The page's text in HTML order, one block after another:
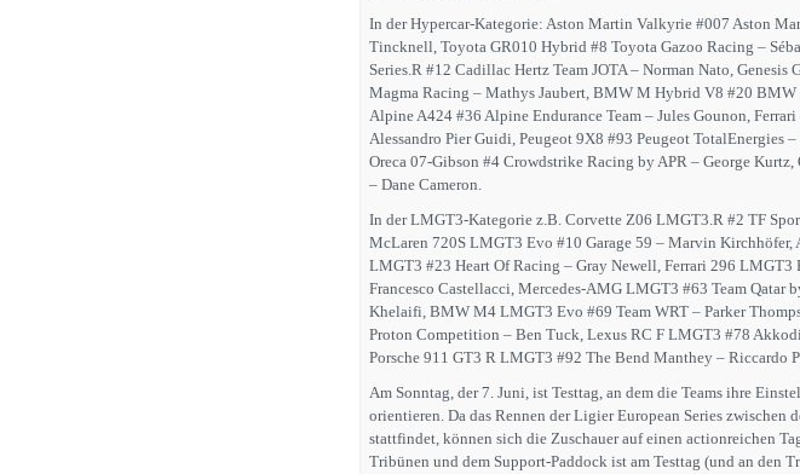
In der Hypercar-Kategorie: Aston Martin Valkyrie #007 Aston
Tincknell, Toyota GR010 Hybrid #8 Toyota Gazoo Racing –
Series.R #12 Cadillac Hertz Team JOTA – Norman Nato, Genesis
Magma Racing – Mathys Jaubert, BMW M Hybrid V8 #20
Alpine A424 #36 Alpine Endurance Team – Jules Gounon,
Alessandro Pier Guidi, Peugeot 9X8 #93 Peugeot TotalEnergies
Oreca 07-Gibson #4 Crowdstrike Racing by APR – George
– Dane Cameron.
In der LMGT3-Kategorie z.B. Corvette Z06 LMGT3.R #2 TF
McLaren 720S LMGT3 Evo #10 Garage 59 – Marvin Kirchhöfer,
LMGT3 #23 Heart Of Racing – Gray Newell, Ferrari 296 LMGT3
Francesco Castellacci, Mercedes-AMG LMGT3 #63 Team Qatar
Khelaifi, BMW M4 LMGT3 Evo #69 Team WRT – Parker
Proton Competition – Ben Tuck, Lexus RC F LMGT3 #78
Porsche 911 GT3 R LMGT3 #92 The Bend Manthey – Riccardo
Am Sonntag, der 7. Juni, ist Testtag, an dem die Teams ihre
orientieren. Da das Rennen der Ligier European Series zwischen
stattfindet, können sich die Zuschauer auf einen actionreichen
Tribünen und dem Support-Paddock ist am Testtag (und an den